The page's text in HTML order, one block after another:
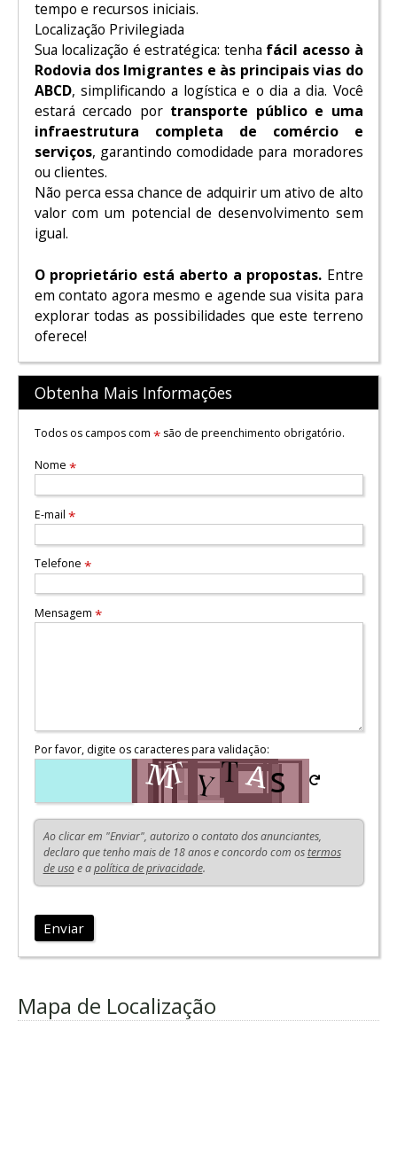
tempo e recursos iniciais.
Localização Privilegiada
Sua localização é estratégica: tenha fácil acesso à
Rodovia dos Imigrantes e às principais vias do
ABCD, simplificando a logística e o dia a dia. Você
estará cercado por transporte público e uma
infraestrutura completa de comércio e
serviços, garantindo comodidade para moradores
ou clientes.
Não perca essa chance de adquirir um ativo de alto
valor com um potencial de desenvolvimento sem
igual.
O proprietário está aberto a propostas. Entre
em contato agora mesmo e agende sua visita para
explorar todas as possibilidades que este terreno
oferece!
Obtenha Mais Informações
Todos os campos com *são de preenchimento obrigatório.
Nome *
E-mail *
Telefone *
Mensagem *
Por favor, digite os caracteres para validação:
Ao clicar em "Enviar", autorizo o contato dos anunciantes,
declaro que tenho mais de 18 anos e concordo com ostermos
de usoe apolítica de privacidade.
Enviar
Mapa de Localização